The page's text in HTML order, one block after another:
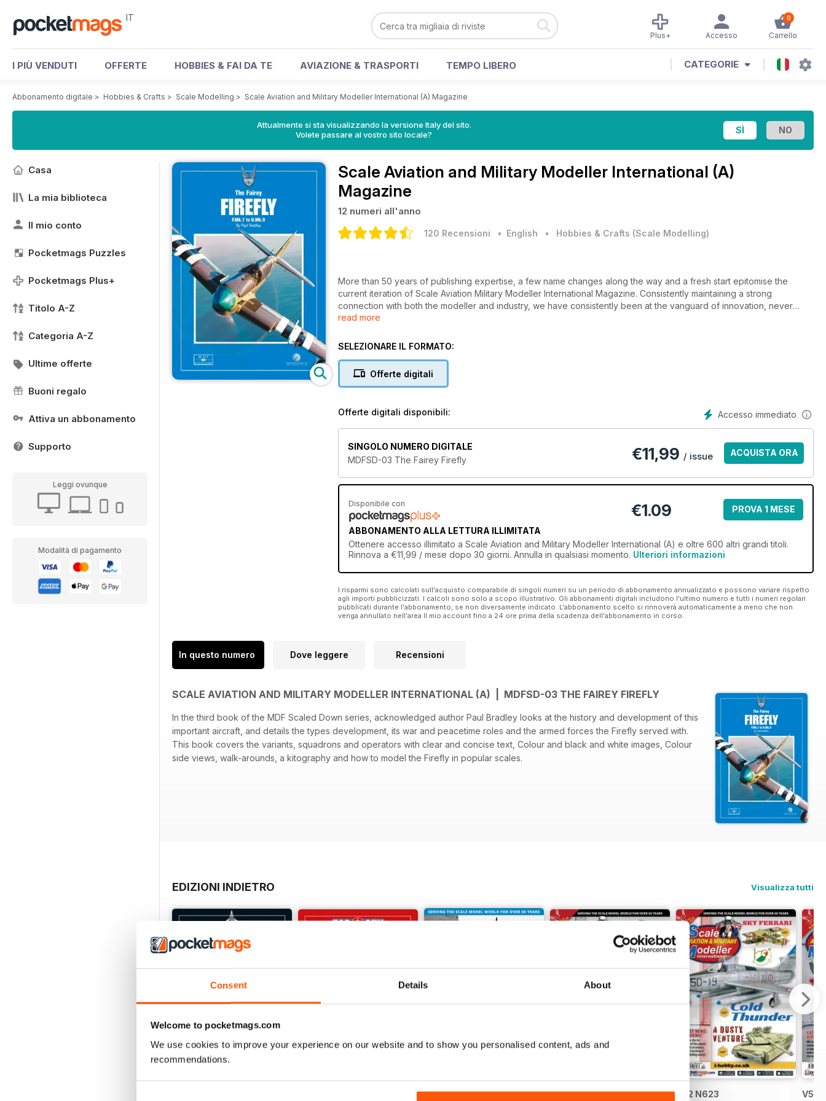
Consent Details About
Welcome to pocketmags.com
We use cookies to improve your experience on our website and to show you personalised content, ads and
recommendations.
IT 0
Carrello
Accesso
Plus+
I PIÙ VENDUTI OFFERTE HOBBIES & FAI DA TE AVIAZIONE & TRASPORTI TEMPO LIBERO CATEGORIE
Abbonamento digitale > Hobbies & Crafts > Scale Modelling > Scale Aviation and Military Modeller International (A) Magazine
Attualmente si sta visualizzando la versione Italy del sito.
Volete passare al vostro sito locale?
Casa
La mia biblioteca
Il mio conto
Pocketmags Puzzles
Pocketmags Plus+
Titolo A-Z
Categoria A-Z
Ultime offerte
Buoni regalo
Attiva un abbonamento
Supporto
Leggi ovunque
Modalità di pagamento
Scale Aviation and Military Modeller International (A)
Magazine
12 numeri all'anno
120 Recensioni • English • Hobbies & Crafts (Scale Modelling)
More than 50 years of publishing expertise, a few name changes along the way and a fresh start epitomise the
current iteration of Scale Aviation Military Modeller International Magazine. Consistently maintaining a strong
connection with both the modeller and industry, we have consistently been at the vanguard of innovation, never
afraid to take risks to maintain relevance.
With an experienced, fresh and eager editorial team, highly skilled team of premier talent model
make waves within the print modelling magazine industry and forge new standards in publishing
excellence.
read more
SELEZIONARE IL FORMATO:
Offerte digitali
Accesso immediato
Offerte digitali disponibili:
SINGOLO NUMERO DIGITALE
MDFSD-03 The Fairey Firefly
€11,99 / issue ACQUISTA ORA
Disponibile con
ABBONAMENTO ALLA LETTURA ILLIMITATA
€1.09 PROVA 1 MESE
Ottenere accesso illimitato a Scale Aviation and Military Modeller International (A) e oltre 600 altri grandi titoli.
Rinnova a €11,99 / mese dopo 30 giorni. Annulla in qualsiasi momento. Ulteriori informazioni
I risparmi sono calcolati sull'acquisto comparabile di singoli numeri su un periodo di abbonamento annualizzato e possono variare rispetto
agli importi pubblicizzati. I calcoli sono solo a scopo illustrativo. Gli abbonamenti digitali includono l'ultimo numero e tutti i numeri regolari
pubblicati durante l'abbonamento, se non diversamente indicato. L'abbonamento scelto si rinnoverà automaticamente a meno che non
venga annullato nell'area Il mio account fino a 24 ore prima della scadenza dell'abbonamento in corso.
In questo numero Dove leggere Recensioni
SCALE AVIATION AND MILITARY MODELLER INTERNATIONAL (A) | MDFSD-03 THE FAIREY FIREFLY
In the third book of the MDF Scaled Down series, acknowledged author Paul Bradley looks at the history and development of this
important aircraft, and details the types development, its war and peacetime roles and the armed forces the Firefly served with.
This book covers the variants, squadrons and operators with clear and concise text, Colour and black and white images, Colour
side views, walk-arounds, a kitography and how to model the Firefly in popular scales.
EDIZIONI INDIETRO Visualizza tutti
V52 N625 V52 N624 V52 N623 V52